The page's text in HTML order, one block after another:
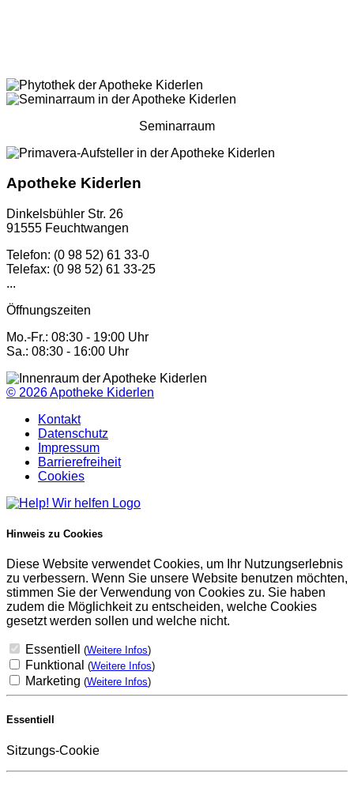
Seminarraum
Apotheke Kiderlen
Dinkelsbühler Str. 26
91555 Feuchtwangen
Telefon: (0 98 52) 61 33-0
Telefax: (0 98 52) 61 33-25
...
Öffnungszeiten
Mo.-Fr.: 08:30 - 19:00 Uhr
Sa.: 08:30 - 16:00 Uhr
© 2026Apotheke Kiderlen
Kontakt
Datenschutz
Impressum
Barrierefreiheit
Cookies
Hinweis zu Cookies
Diese Website verwendet Cookies, um Ihr Nutzungserlebnis
zu verbessern. Wenn Sie unsere Website benutzen möchten,
stimmen Sie der Verwendung von Cookies zu. Sie haben
zudem die Möglichkeit zu entscheiden, welche Cookies
gesetzt werden sollen und welche nicht.
Essentiell (Weitere Infos)
Funktional (Weitere Infos)
Marketing (Weitere Infos)
Essentiell
Sitzungs-Cookie